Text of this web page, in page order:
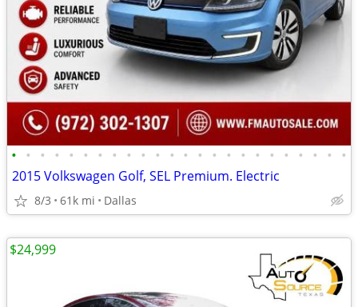
• • • • • • • • • • • • • • • • • • • • • • • •
2015 Volkswagen Golf, SEL Premium. Electric
8/3 61k mi Dallas
$24,999